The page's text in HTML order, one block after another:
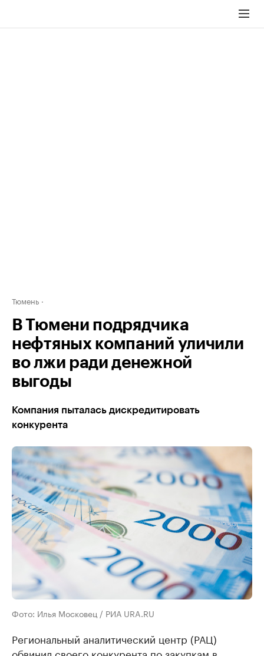
Тюмень
В Тюмени подрядчика
нефтяных компаний уличили
во лжи ради денежной
выгоды
Компания пыталась дискредитировать
конкурента
Фото: Илья Московец / РИА URA.RU
Региональный аналитический центр (РАЦ)
обвинил своего конкурента по закупкам в